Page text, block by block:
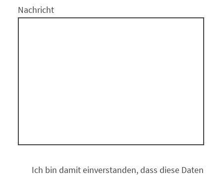
Nachricht
Ich bin damit einverstanden, dass diese Daten